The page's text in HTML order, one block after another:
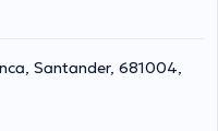
asociaciones médicas.
en abundantes
continua en su
importantes
Español.
Santander, 681004,